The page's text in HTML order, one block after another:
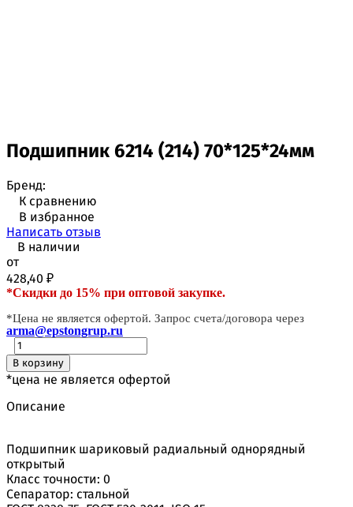
Подшипник 6214 (214) 70*125*24мм
Бренд:
К сравнению
В избранное
Написать отзыв
В наличии
от
428,40 ₽
*Скидки до 15% при оптовой закупке.
*Цена не является офертой. Запрос счета/договора через
arma@epstongrup.ru
В корзину
*цена не является офертой
Описание
Подшипник шариковый радиальный однорядный
открытый
Класс точности: 0
Сепаратор: стальной